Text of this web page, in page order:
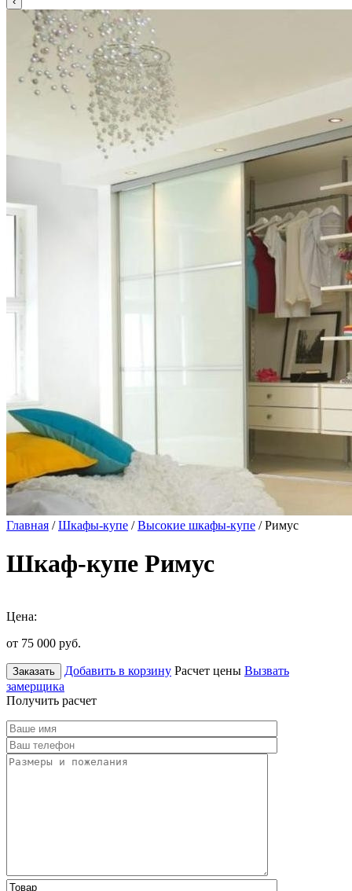
Главная /Шкафы-купе /Высокие шкафы-купе / Римус
Шкаф-купе Римус
Цена:
от 75 000 руб.
Заказать Добавить в корзину Расчет цены Вызвать
замерщика
Получить расчет